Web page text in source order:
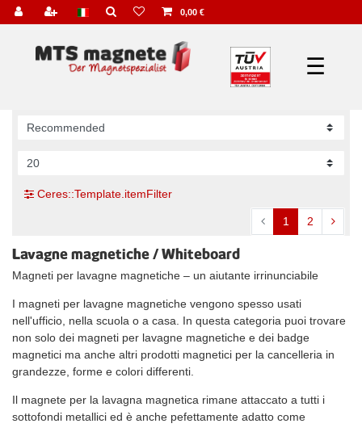
0,00 €
☰
Ceres::Template.itemFilter
1 2
Lavagne magnetiche / Whiteboard
Magneti per lavagne magnetiche – un aiutante irrinunciabile
I magneti per lavagne magnetiche vengono spesso usati
nell'ufficio, nella scuola o a casa. In questa categoria puoi trovare
non solo dei magneti per lavagne magnetiche e dei badge
magnetici ma anche altri prodotti magnetici per la cancelleria in
grandezze, forme e colori differenti.
Il magnete per la lavagna magnetica rimane attaccato a tutti i
sottofondi metallici ed è anche pefettamente adatto come